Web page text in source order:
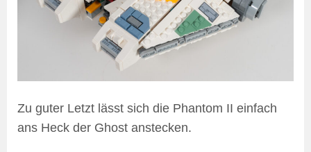
Zu guter Letzt lässt sich die Phantom II einfach
ans Heck der Ghost anstecken.